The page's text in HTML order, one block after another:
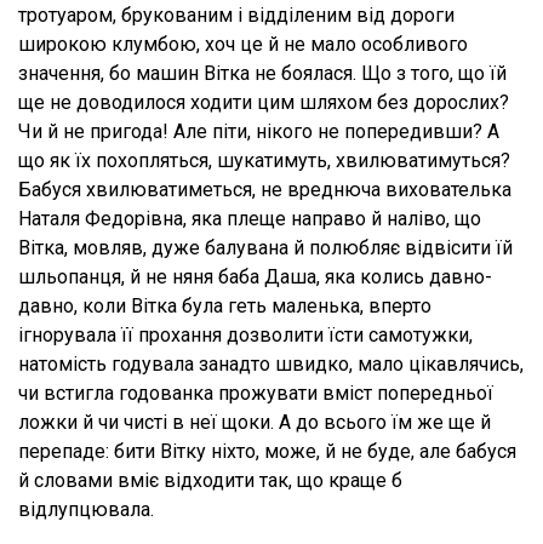
тротуаром, брукованим і відділеним від дороги
широкою клумбою, хоч це й не мало особливого
значення, бо машин Вітка не боялася. Що з того, що їй
ще не доводилося ходити цим шляхом без дорослих?
Чи й не пригода! Але піти, нікого не попередивши? А
що як їх похопляться, шукатимуть, хвилюватимуться?
Бабуся хвилюватиметься, не вреднюча вихователька
Наталя Федорівна, яка плеще направо й наліво, що
Вітка, мовляв, дуже балувана й полюбляє відвісити їй
шльопанця, й не няня баба Даша, яка колись давно-
давно, коли Вітка була геть маленька, вперто
ігнорувала її прохання дозволити їсти самотужки,
натомість годувала занадто швидко, мало цікавлячись,
чи встигла годованка прожувати вміст попередньої
ложки й чи чисті в неї щоки. А до всього їм же ще й
перепаде: бити Вітку ніхто, може, й не буде, але бабуся
й словами вміє відходити так, що краще б
відлупцювала.